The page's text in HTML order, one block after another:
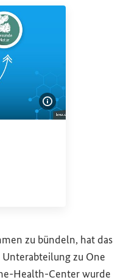
zu bündeln, hat das
zu One
Health-Center wurde